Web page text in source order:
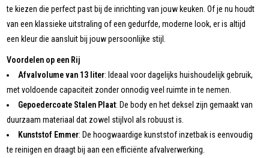
te kiezen die perfect past bij de inrichting van jouw keuken. Of je nu houdt
van een klassieke uitstraling of een gedurfde, moderne look, er is altijd
een kleur die aansluit bij jouw persoonlijke stijl.
Voordelen op een Rij
Afvalvolume van 13 liter: Ideaal voor dagelijks huishoudelijk gebruik,
met voldoende capaciteit zonder onnodig veel ruimte in te nemen.
Gepoedercoate Stalen Plaat: De body en het deksel zijn gemaakt van
duurzaam materiaal dat zowel stijlvol als robuust is.
Kunststof Emmer: De hoogwaardige kunststof inzetbak is eenvoudig
te reinigen en draagt bij aan een efficiënte afvalverwerking.